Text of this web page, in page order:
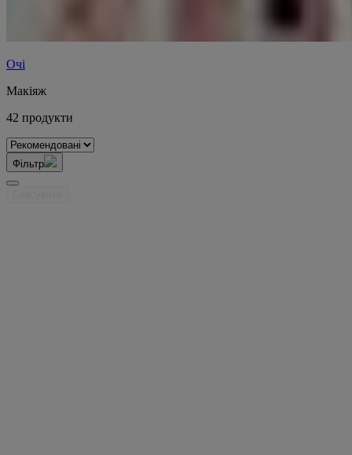
Очі
Макіяж
42 продукти
Фільтр